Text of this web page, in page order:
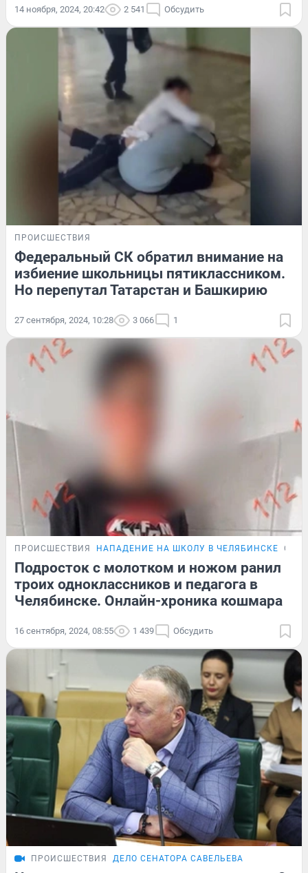
14 ноября, 2024, 20:42 2 541 Обсудить
ПРОИСШЕСТВИЯ
Федеральный СК обратил внимание на
избиение школьницы пятиклассником.
Но перепутал Татарстан и Башкирию
27 сентября, 2024, 10:28 3 066 1
ПРОИСШЕСТВИЯ НАПАДЕНИЕ НА ШКОЛУ В ЧЕЛЯБИНСКЕ
Подросток с молотком и ножом ранил
троих одноклассников и педагога в
Челябинске. Онлайн-хроника кошмара
16 сентября, 2024, 08:55 1 439 Обсудить
ПРОИСШЕСТВИЯ ДЕЛО СЕНАТОРА САВЕЛЬЕВА